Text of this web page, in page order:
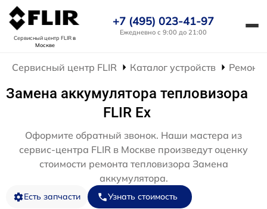
Сервисный центр FLIRв
Москве
+7 (495) 023-41-97
Ежедневно с 9:00 до 21:00
Сервисный центр FLIR Каталог устройств Ремонт
Замена аккумулятора тепловизора
FLIR Ex
Оформите обратный звонок. Наши мастера из
сервис-центра FLIR в Москве произведут оценку
стоимости ремонта тепловизора Замена
аккумулятора.
Есть запчасти Узнать стоимость